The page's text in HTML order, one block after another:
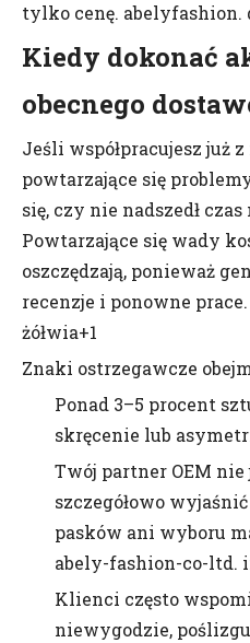
tylko cenę. abelyfashion.
Kiedy dokonać
obecnego
Jeśli współpracujesz już
powtarzające się
się, czy nie nadszedł
Powtarzające się wady
oszczędzają, ponieważ
recenzje i ponowne
żółwia+1
Znaki ostrzegawcze
Ponad 3–5 procent
skręcenie lub
Twój partner OEM
szczegółowo
pasków ani wyboru
abely-fashion-co-ltd.
Klienci często
niewygodzie,